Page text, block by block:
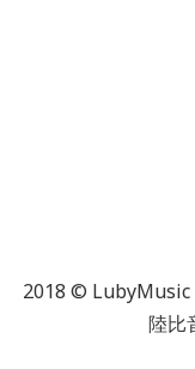
2018 © LubyMusic
陸比